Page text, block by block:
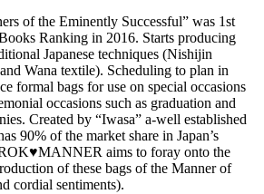
of the Eminently Successful” was 1st
Ranking in 2016. Starts producing
Japanese techniques (Nishijin
Wana textile). Scheduling to plan in
formal bags for use on special occasions
occasions such as graduation and
Created by “Iwasa” a-well established
90% of the market share in Japan’s
aims to foray onto the
of these bags of the Manner of
cordial sentiments).